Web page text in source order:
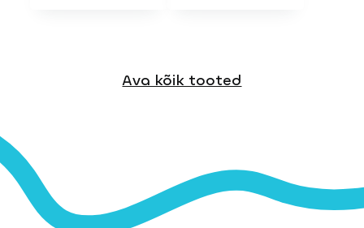
Ava kõik tooted